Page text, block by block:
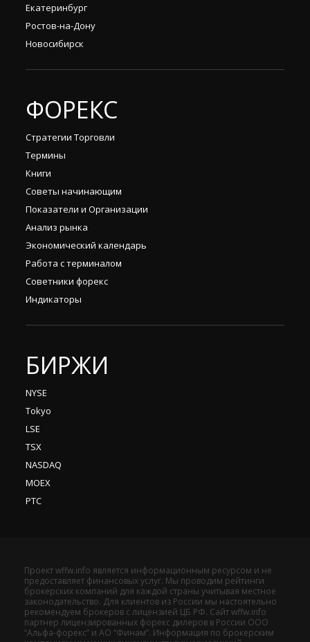
Екатеринбург
Ростов-на-Дону
Новосибирск
ФОРЕКС
Стратегии Торговли
Термины
Книги
Советы начинающим
Показатели и Организации
Анализ рынка
Экономический календарь
Работа с терминалом
Советники форекс
Индикаторы
БИРЖИ
NYSE
Tokyo
LSE
TSX
NASDAQ
MOEX
РТС
Проект wffw.info является информационным ресурсом и не
предоставляет финансовых услуг. Мы проводим рейтинги
брокерских компаний для каждой страны учитывая местное
законодательство. Для клиентов из России мы настоятельно
рекомендуем брокеров с лицензией ЦБ РФ. Сайт wffw.info
партнер лицензированных форекс дилеров в России ООО
“Альфа-форекс” и АО “Финам”. Информация по брокерским